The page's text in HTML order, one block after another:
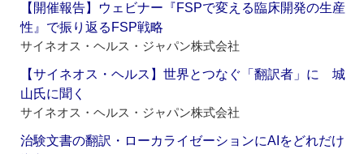
【開催報告】ウェビナー『FSPで変える臨床開発の生産
性』で振り返るFSP戦略
サイネオス・ヘルス・ジャパン株式会社
【サイネオス・ヘルス】世界とつなぐ「翻訳者」に 城
山氏に聞く
サイネオス・ヘルス・ジャパン株式会社
治験文書の翻訳・ローカライゼーションにAIをどれだけ